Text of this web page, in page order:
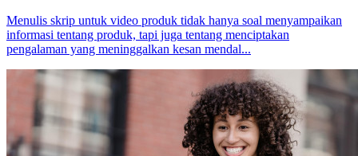
Menulis skrip untuk video produk tidak hanya soal menyampaikan
informasi tentang produk, tapi juga tentang menciptakan
pengalaman yang meninggalkan kesan mendal...